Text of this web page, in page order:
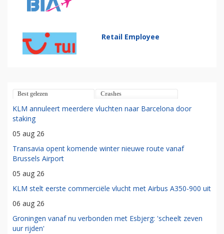
Retail Employee
Best gelezen Crashes
KLM annuleert meerdere vluchten naar Barcelona door
staking
05 aug 26
Transavia opent komende winter nieuwe route vanaf
Brussels Airport
05 aug 26
KLM stelt eerste commerciële vlucht met Airbus A350-900 uit
06 aug 26
Groningen vanaf nu verbonden met Esbjerg: 'scheelt zeven
uur rijden'